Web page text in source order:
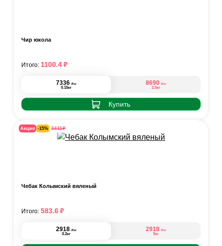
Чир юкола
7336 ₽/кг
0.15кг
8690 ₽/кг
2.5кг
Купить
Итого: 1100.4₽
Акция -15% 3411₽
Чебак Колымский вяленый
2918 ₽/кг
0.2кг
2918 ₽/кг
5кг
Итого: 583.6₽